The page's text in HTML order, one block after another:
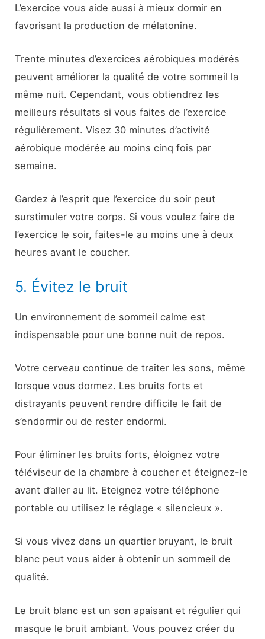
L’exercice vous aide aussi à mieux dormir en
favorisant la production de mélatonine.
Trente minutes d’exercices aérobiques modérés
peuvent améliorer la qualité de votre sommeil la
même nuit. Cependant, vous obtiendrez les
meilleurs résultats si vous faites de l’exercice
régulièrement. Visez 30 minutes d’activité
aérobique modérée au moins cinq fois par
semaine.
Gardez à l’esprit que l’exercice du soir peut
surstimuler votre corps. Si vous voulez faire de
l’exercice le soir, faites-le au moins une à deux
heures avant le coucher.
5. Évitez le bruit
Un environnement de sommeil calme est
indispensable pour une bonne nuit de repos.
Votre cerveau continue de traiter les sons, même
lorsque vous dormez. Les bruits forts et
distrayants peuvent rendre difficile le fait de
s’endormir ou de rester endormi.
Pour éliminer les bruits forts, éloignez votre
téléviseur de la chambre à coucher et éteignez-le
avant d’aller au lit. Eteignez votre téléphone
portable ou utilisez le réglage « silencieux ».
Si vous vivez dans un quartier bruyant, le bruit
blanc peut vous aider à obtenir un sommeil de
qualité.
Le bruit blanc est un son apaisant et régulier qui
masque le bruit ambiant. Vous pouvez créer du